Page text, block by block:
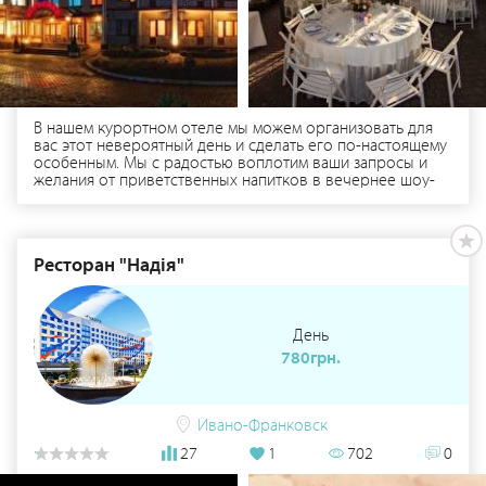
В нашем курортном отеле мы можем организовать для
вас этот невероятный день и сделать его по-настоящему
особенным. Мы с радостью воплотим ваши запросы и
желания от приветственных напитков в вечернее шоу-
Ресторан "Надія"
День
780грн.
Ивано-Франковск
27
1 702 0